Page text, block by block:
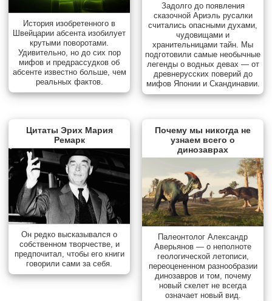
История изобретенного в
Швейцарии абсента изобилует
крутыми поворотами.
Удивительно, но до сих пор
мифов и предрассудков об
абсенте известно больше, чем
реальных фактов.
Задолго до появления
сказочной Ариэль русалки
считались опасными духами,
чудовищами и
хранительницами тайн. Мы
подготовили самые необычные
легенды о водных девах — от
древнерусских поверий до
мифов Японии и Скандинавии.
Цитаты Эрих Мария
Ремарк
Он редко высказывался о
собственном творчестве, и
предпочитал, чтобы его книги
говорили сами за себя.
Почему мы никогда не
узнаем всего о
динозаврах
Палеонтолог Александр
Аверьянов — о неполноте
геологической летописи,
переоцененном разнообразии
динозавров и том, почему
новый скелет не всегда
означает новый вид.